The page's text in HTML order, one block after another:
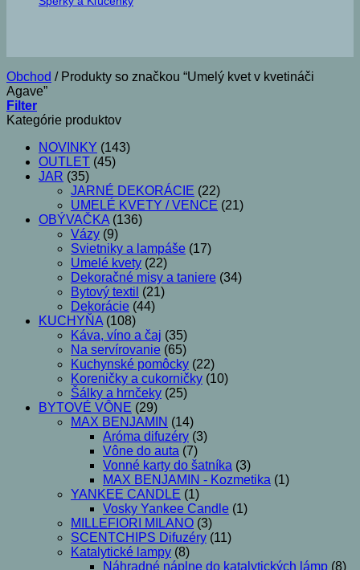
Obchod /Produkty so značkou “Umelý kvet v kvetináči
Agave”
Filter
Kategórie produktov
NOVINKY (143)
OUTLET (45)
JAR (35)
JARNÉ DEKORÁCIE (22)
UMELÉ KVETY / VENCE (21)
OBÝVAČKA (136)
Vázy (9)
Svietniky a lampáše (17)
Umelé kvety (22)
Dekoračné misy a taniere (34)
Bytový textil (21)
Dekorácie (44)
KUCHYŇA (108)
Káva, víno a čaj (35)
Na servírovanie (65)
Kuchynské pomôcky (22)
Koreničky a cukorničky (10)
Šálky a hrnčeky (25)
BYTOVÉ VÔNE (29)
MAX BENJAMIN (14)
Aróma difuzéry (3)
Vône do auta (7)
Vonné karty do šatníka (3)
MAX BENJAMIN - Kozmetika (1)
YANKEE CANDLE (1)
Vosky Yankee Candle (1)
MILLEFIORI MILANO (3)
SCENTCHIPS Difuzéry (11)
Katalytické lampy (8)
Náhradné náplne do katalytických lámp (8)